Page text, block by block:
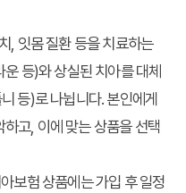
, 잇몸 질환 등을 치료하는
등)와 상실된 치아를 대체
등)로 나뉩니다. 본인에게
고, 이에 맞는 상품을 선택
보험 상품에는 가입 후 일정